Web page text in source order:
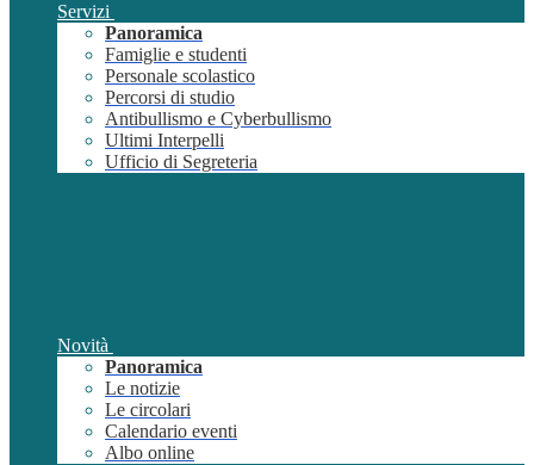
Servizi
Panoramica
Famiglie e studenti
Personale scolastico
Percorsi di studio
Antibullismo e Cyberbullismo
Ultimi Interpelli
Ufficio di Segreteria
Novità
Panoramica
Le notizie
Le circolari
Calendario eventi
Albo online